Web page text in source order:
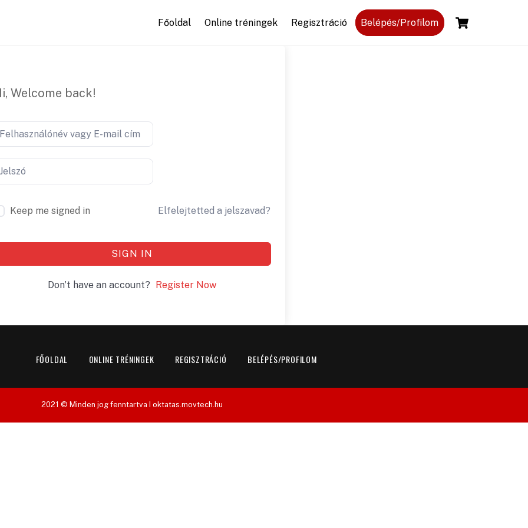
Főoldal Online tréningek Regisztráció Belépés/Profilom
Welcome back!
Keep me signed in Elfelejtetted a jelszavad?
SIGN IN
Don't have an account? Register Now
FŐOLDAL ONLINE TRÉNINGEK REGISZTRÁCIÓ BELÉPÉS/PROFILOM
2021 © Minden jog fenntartva I oktatas.movtech.hu